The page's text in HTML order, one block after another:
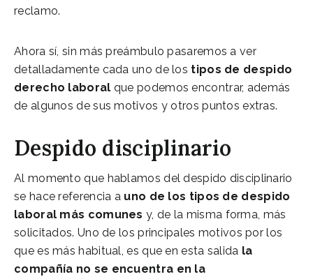
reclamo.
Ahora sí, sin más preámbulo pasaremos a ver
detalladamente cada uno de los tipos de despido
derecho laboral que podemos encontrar, además
de algunos de sus motivos y otros puntos extras.
Despido disciplinario
Al momento que hablamos del despido disciplinario
se hace referencia a uno de los tipos de despido
laboral más comunes y, de la misma forma, más
solicitados. Uno de los principales motivos por los
que es más habitual, es que en esta salida la
compañía no se encuentra en la